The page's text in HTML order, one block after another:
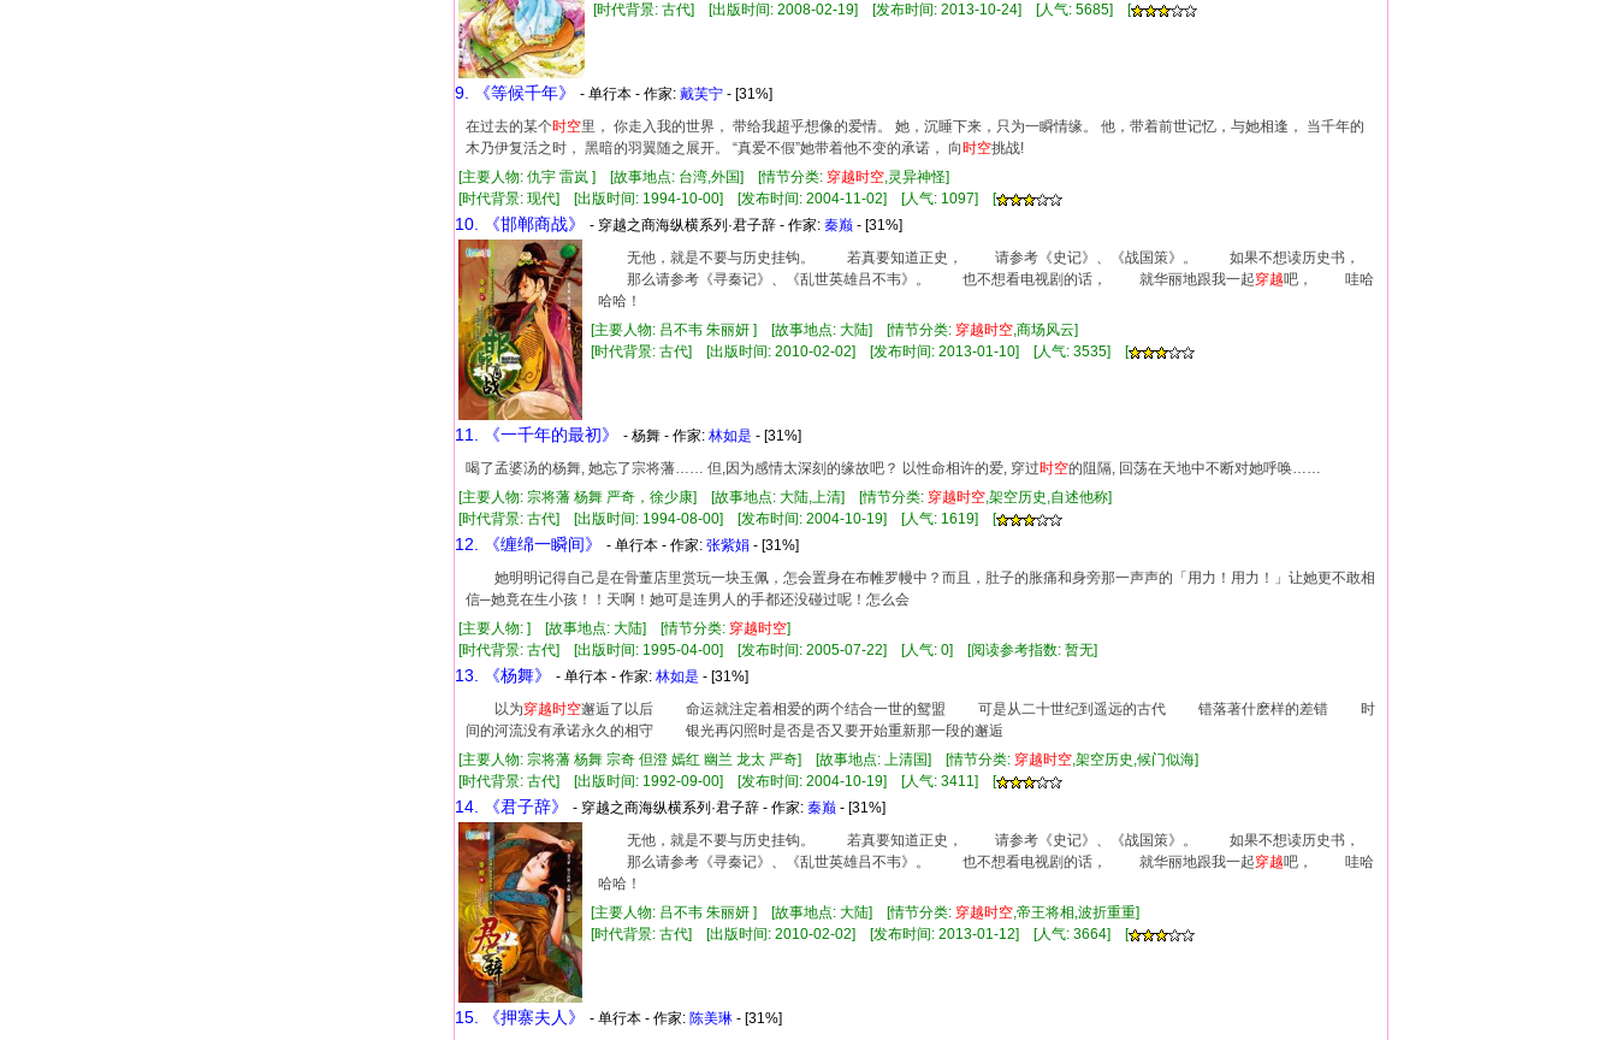
[时代背景: 古代] [出版时间: 2008-02-19] [发布时间: 2013-10-24] [人气: 5685] [
9. 《等候千年》 - 单行本 - 作家: 戴芙宁 - [31%]
在过去的某个时空里， 你走入我的世界， 带给我超乎想像的爱情。 她，沉睡下来，只为一瞬情缘。 他，带着前世记忆，与她相逢， 当千年的
木乃伊复活之时， 黑暗的羽翼随之展开。 “真爱不假”她带着他不变的承诺， 向 时空挑战!
[主要人物: 仇宇 雷岚 ] [故事地点: 台湾,外国] [情节分类: 穿越时空,灵异神怪]
[时代背景: 现代] [出版时间: 1994-10-00] [发布时间: 2004-11-02] [人气: 1097] [
10. 《邯郸商战》 - 穿越之商海纵横系列·君子辞 - 作家: 秦巅 - [31%]
无他，就是不要与历史挂钩。 若真要知道正史， 请参考《史记》、《战国策》。 如果不想读历史书，
那么请参考《寻秦记》、《乱世英雄吕不韦》。 也不想看电视剧的话， 就华丽地跟我一起穿越吧， 哇哈
哈哈！
[主要人物: 吕不韦 朱丽妍 ] [故事地点: 大陆] [情节分类: 穿越时空,商场风云]
[时代背景: 古代] [出版时间: 2010-02-02] [发布时间: 2013-01-10] [人气: 3535] [
11. 《一千年的最初》 - 杨舞 - 作家: 林如是 - [31%]
喝了孟婆汤的杨舞, 她忘了宗将藩…… 但,因为感情太深刻的缘故吧？ 以性命相许的爱, 穿过时空的阻隔, 回荡在天地中不断对她呼唤……
[主要人物: 宗将藩 杨舞 严奇，徐少康] [故事地点: 大陆,上清] [情节分类: 穿越时空,架空历史,自述他称]
[时代背景: 古代] [出版时间: 1994-08-00] [发布时间: 2004-10-19] [人气: 1619] [
12. 《缠绵一瞬间》 - 单行本 - 作家: 张紫娟 - [31%]
她明明记得自己是在骨董店里赏玩一块玉佩，怎会置身在布帷罗幔中？而且，肚子的胀痛和身旁那一声声的「用力！用力！」让她更不敢相
信─她竟在生小孩！！天啊！她可是连男人的手都还没碰过呢！怎么会
[主要人物: ] [故事地点: 大陆] [情节分类: 穿越时空]
[时代背景: 古代] [出版时间: 1995-04-00] [发布时间: 2005-07-22] [人气: 0] [阅读参考指数: 暂无]
13. 《杨舞》 - 单行本 - 作家: 林如是 - [31%]
以为穿越时空邂逅了以后 命运就注定着相爱的两个结合一世的鸳盟 可是从二十世纪到遥远的古代 错落著什麽样的差错 时
间的河流没有承诺永久的相守 银光再闪照时是否是否又要开始重新那一段的邂逅
[主要人物: 宗将藩 杨舞 宗奇 但澄 嫣红 幽兰 龙太 严奇] [故事地点: 上清国] [情节分类: 穿越时空,架空历史,候门似海]
[时代背景: 古代] [出版时间: 1992-09-00] [发布时间: 2004-10-19] [人气: 3411] [
14. 《君子辞》 - 穿越之商海纵横系列·君子辞 - 作家: 秦巅 - [31%]
无他，就是不要与历史挂钩。 若真要知道正史， 请参考《史记》、《战国策》。 如果不想读历史书，
那么请参考《寻秦记》、《乱世英雄吕不韦》。 也不想看电视剧的话， 就华丽地跟我一起穿越吧， 哇哈
哈哈！
[主要人物: 吕不韦 朱丽妍 ] [故事地点: 大陆] [情节分类: 穿越时空,帝王将相,波折重重]
[时代背景: 古代] [出版时间: 2010-02-02] [发布时间: 2013-01-12] [人气: 3664] [
15. 《押寨夫人》 - 单行本 - 作家: 陈美琳 - [31%]